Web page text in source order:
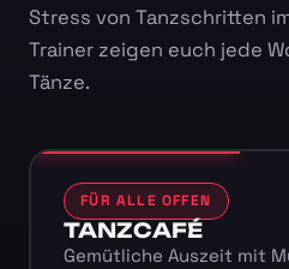
Stress von Tanzschritten
Trainer zeigen euch jede
Tänze.
FÜR ALLE OFFEN
TANZCAFÉ
Gemütliche Auszeit mit